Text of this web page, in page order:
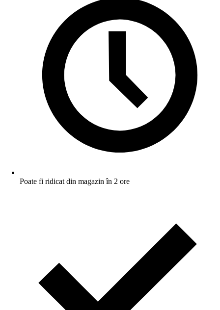
Poate fi ridicat din magazin în 2 ore